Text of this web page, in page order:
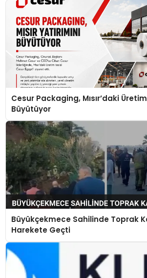
Cesur Packaging, Mısır’daki
Büyütüyor
Büyükçekmece Sahilinde Toprak
Harekete Geçti